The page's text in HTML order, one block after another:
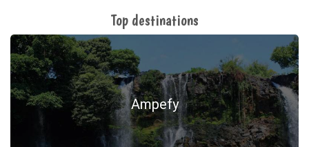
Top destinations
Ampefy